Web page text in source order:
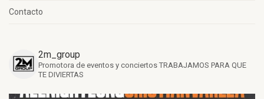
Contacto
2m_group
Promotora de eventos y conciertos TRABAJAMOS PARA QUE
TE DIVIERTAS